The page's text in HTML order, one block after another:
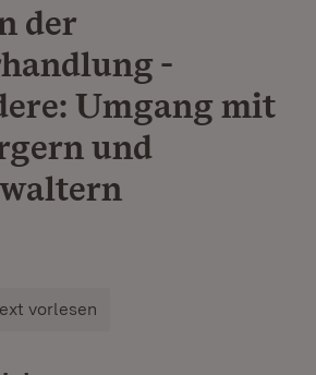
der
-
Umgang mit
und
vorlesen